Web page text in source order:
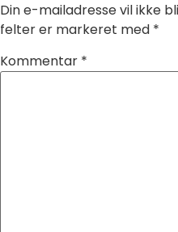
Din e-mailadresse vil ikke
felter er markeret med *
Kommentar *